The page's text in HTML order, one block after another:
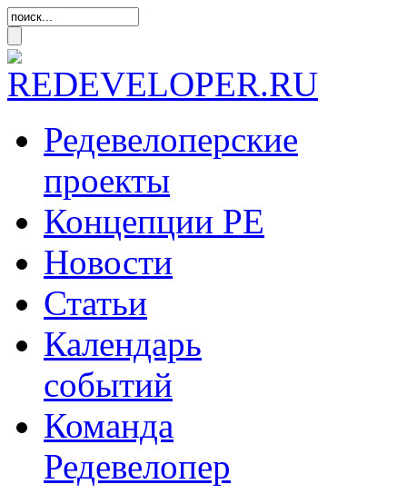
Редевелоперские
проекты
Концепции РЕ
Новости
Статьи
Календарь
событий
Команда
Редевелопер